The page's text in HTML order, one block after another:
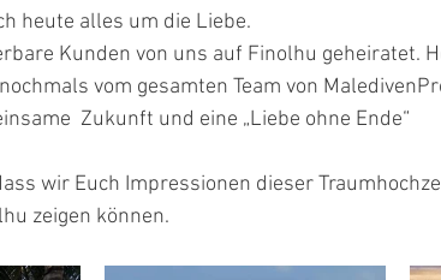
heute alles um die Liebe.
Kunden von uns auf Finolhu geheiratet.
vom gesamten Team von
Zukunft und eine „Liebe ohne Ende“
wir Euch Impressionen dieser
zeigen können.